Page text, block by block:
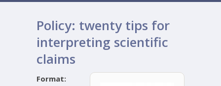
Policy: twenty tips for
interpreting scientific
claims
Format: